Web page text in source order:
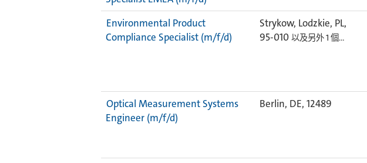
Environmental Product
Compliance Specialist (m/f/d)
Strykow, Lodzkie, PL,
95-010 以及另外 1 個…
Optical Measurement Systems
Engineer (m/f/d)
Berlin, DE, 12489